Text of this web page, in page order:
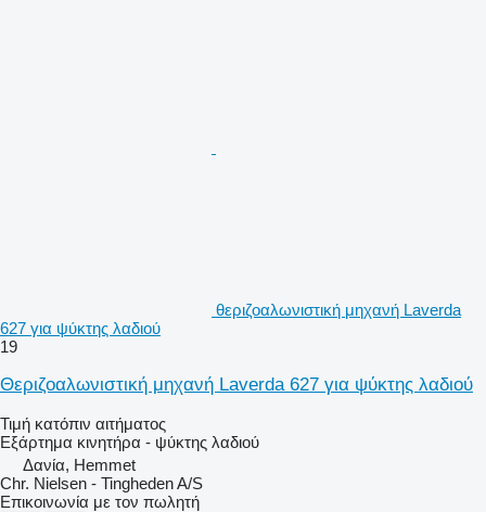
θεριζοαλωνιστική μηχανή Laverda
627 για ψύκτης λαδιού
19
Θεριζοαλωνιστική μηχανή Laverda 627 για ψύκτης λαδιού
Τιμή κατόπιν αιτήματος
Εξάρτημα κινητήρα - ψύκτης λαδιού
Δανία, Hemmet
Chr. Nielsen - Tingheden A/S
Επικοινωνία με τον πωλητή